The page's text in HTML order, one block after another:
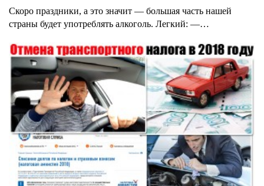
Скоро праздники, а это значит — большая часть нашей
страны будет употреблять алкоголь. Легкий: —…